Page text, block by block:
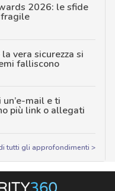
2026: le sfide
vera sicurezza si
falliscono
mail e ti
più link o allegati
tutti gli approfondimenti >